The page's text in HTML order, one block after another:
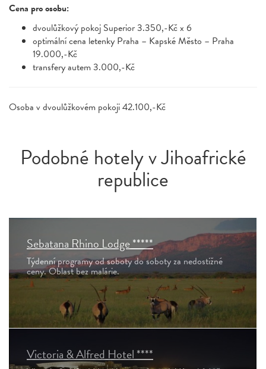
Cena pro osobu:
dvoulůžkový pokoj Superior 3.350,-Kč x 6
optimální cena letenky Praha – Kapské Město – Praha
19.000,-Kč
transfery autem 3.000,-Kč
Osoba v dvoulůžkovém pokoji 42.100,-Kč
Podobné hotely v Jihoafrické
republice
Sebatana Rhino Lodge *****
Týdenní programy od soboty do soboty za nedostižné
ceny. Oblast bez malárie.
Victoria & Alfred Hotel ****